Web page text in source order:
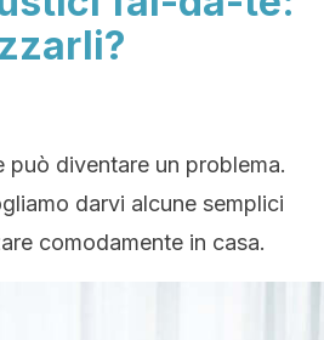
può diventare un problema.
darvi alcune semplici
comodamente in casa.